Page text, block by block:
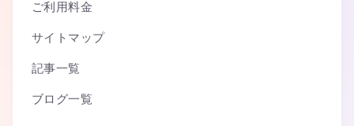
ご利用料金
サイトマップ
記事一覧
ブログ一覧